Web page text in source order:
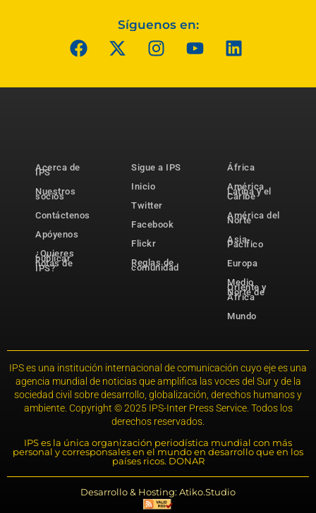
Síguenos en:
Acerca de
IPS
Nuestros
socios
Contáctenos
Apóyenos
¿Quieres
publicar
notas de
IPS?
Sigue a IPS
Inicio
Twitter
Facebook
Flickr
Reglas de
comunidad
África
América
Latina y el
Caribe
América del
Norte
Asia-
Pacífico
Europa
Medio
Oriente y
Norte de
África
Mundo
IPS es una institución internacional de comunicación cuyo eje es una
agencia mundial de noticias que amplifica las voces del Sur y de la
sociedad civil sobre desarrollo, globalización, derechos humanos y
ambiente. Copyright © 2025 IPS-Inter Press Service. Todos los
derechos reservados.
IPS es la única organización periodística mundial con más
personal y corresponsales en el mundo en desarrollo que en los
países ricos. DONAR
Desarrollo & Hosting: Atiko.Studio